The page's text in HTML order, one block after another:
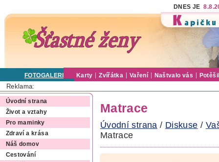
DNES JE
FOTOGALERIE Karty Zvířátka Vaření Naštvalo vás
Reklama:
Úvodní strana
Život a vztahy
Pro maminky
Zdraví a krása
Náš domov
Cestování
Matrace
Úvodní strana / Diskuse /
Matrace